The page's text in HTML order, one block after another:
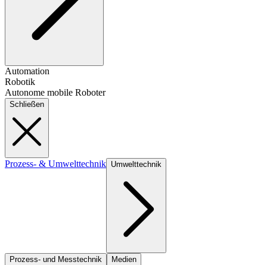
Automation
Robotik
Autonome mobile Roboter
Schließen
Prozess- & Umwelttechnik Umwelttechnik
Prozess- und Messtechnik Medien